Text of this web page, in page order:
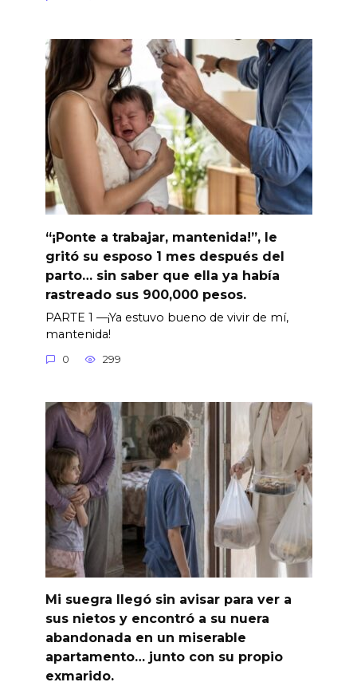
“¡Ponte a trabajar, mantenida!”, le
gritó su esposo 1 mes después del
parto… sin saber que ella ya había
rastreado sus 900,000 pesos.
PARTE 1 —¡Ya estuvo bueno de vivir de mí,
mantenida!
0 299
Mi suegra llegó sin avisar para ver a
sus nietos y encontró a su nuera
abandonada en un miserable
apartamento… junto con su propio
exmarido.